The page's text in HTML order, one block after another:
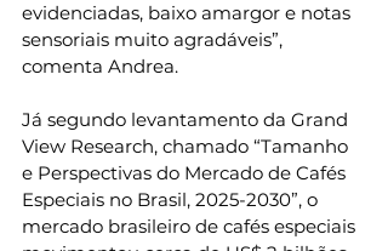
evidenciadas, baixo amargor e notas
sensoriais muito agradáveis”,
comenta Andrea.
Já segundo levantamento da Grand
View Research, chamado “Tamanho
e Perspectivas do Mercado de Cafés
Especiais no Brasil, 2025-2030”, o
mercado brasileiro de cafés especiais